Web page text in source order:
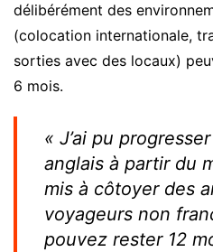
délibérément des
(colocation internationale,
sorties avec des locaux)
6 mois.
« J’ai pu
anglais à partir du
mis à côtoyer des
voyageurs non
pouvez rester 12